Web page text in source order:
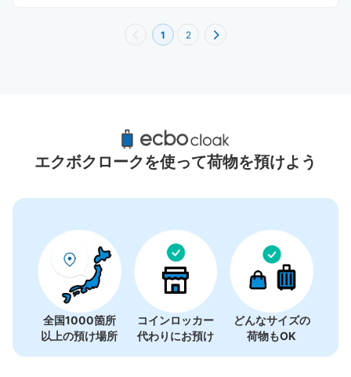
1 2
藤崎駅（福岡）周辺のおすすめコインロッカ
ー
エクボクロークを使って荷物を預けよう
全国1000箇所
以上の預け場所
コインロッカー
代わりにお預け
どんなサイズの
荷物もOK